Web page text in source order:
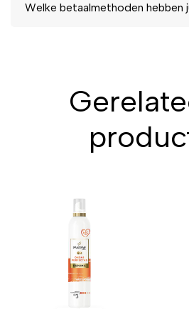
Welke betaalmethoden hebben